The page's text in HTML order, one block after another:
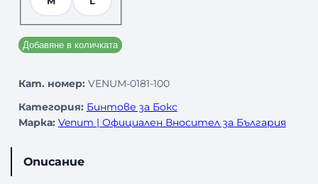
Добавяне в количката
Кат. номер: VENUM-0181-100
Категория: Бинтове за Бокс
Марка: Venum | Официален Вносител за България
Описание